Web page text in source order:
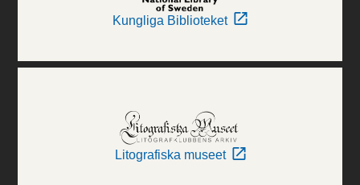
Kungliga Biblioteket
Litografiska museet